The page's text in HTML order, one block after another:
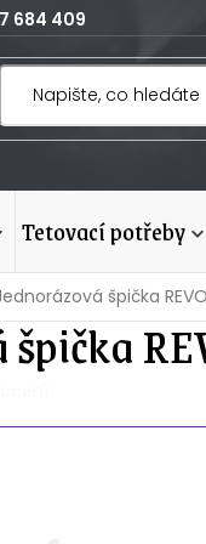
684 409
tetovací potřeby
špička